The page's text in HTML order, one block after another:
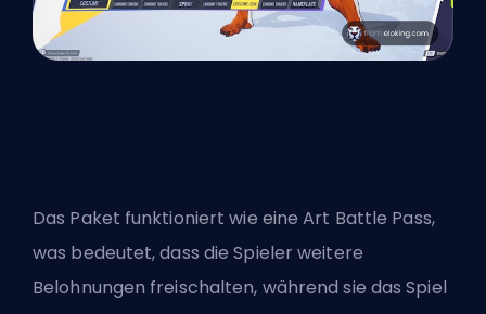
Das Paket funktioniert wie eine Art Battle Pass,
was bedeutet, dass die Spieler weitere
Belohnungen freischalten, während sie das Spiel